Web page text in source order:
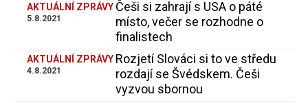
AKTUÁLNÍ ZPRÁVY
5.8.2021
Češi si zahrají s USA o páté
místo, večer se rozhodne o
finalistech
AKTUÁLNÍ ZPRÁVY
4.8.2021
Rozjetí Slováci si to ve středu
rozdají se Švédskem. Češi
vyzvou sbornou